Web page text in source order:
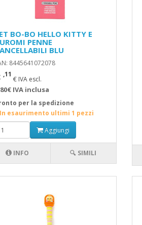
BO-BO HELLO KITTY E
PENNE
BLU
8445641072078
,11
€ IVA escl.
IVA inclusa
per la spedizione
esaurimento ultimi 1 pezzi
Aggiungi
INFO 🔍 SIMILI